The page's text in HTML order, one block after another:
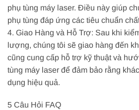
phụ tùng máy laser. Điều này giúp
phụ tùng đáp ứng các tiêu chuẩn
4. Giao Hàng và Hỗ Trợ: Sau khi
lượng, chúng tôi sẽ giao hàng đến
cũng cung cấp hỗ trợ kỹ thuật và
tùng máy laser để đảm bảo rằng
dụng hiệu quả.
5 Câu Hỏi FAQ